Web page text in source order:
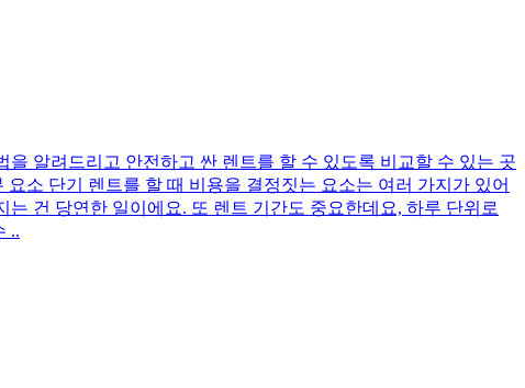
알려드리고 안전하고 싼 렌트를 할 수 있도록 비교할 수 있는 곳
소 단기 렌트를 할 때 비용을 결정짓는 요소는 여러 가지가 있어
건 당연한 일이에요. 또 렌트 기간도 중요한데요, 하루 단위로
..